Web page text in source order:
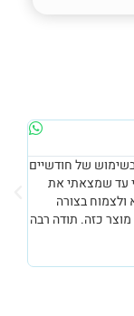
של חודשיים
עד שמצאתי את
ולצמוח בצורה
כזה. תודה רבה